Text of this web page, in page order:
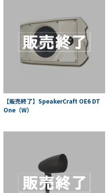
【販売終了】SpeakerCraft OE6 DT
One（W）